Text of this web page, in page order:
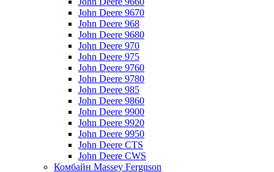
John Deere 9670
John Deere 968
John Deere 9680
John Deere 970
John Deere 975
John Deere 9760
John Deere 9780
John Deere 985
John Deere 9860
John Deere 9900
John Deere 9920
John Deere 9950
John Deere CTS
John Deere CWS
Комбайн Massey Ferguson